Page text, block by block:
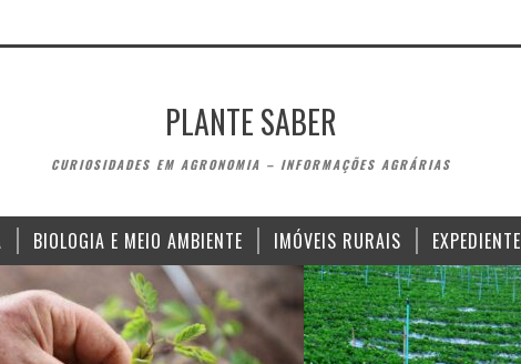
PLANTE SABER
CURIOSIDADES EM AGRONOMIA – INFORMAÇÕES AGRÁRIAS
BIOLOGIA E MEIO AMBIENTE IMÓVEIS RURAIS EXPEDIENTE